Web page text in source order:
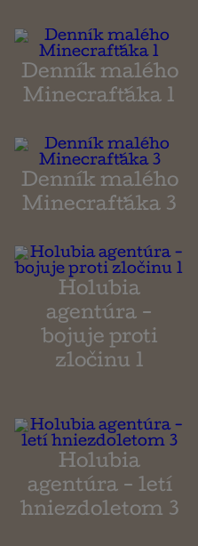
Denník malého
Minecrafťáka 1
Denník malého
Minecrafťáka 3
Holubia
agentúra -
bojuje proti
zločinu 1
Holubia
agentúra - letí
hniezdoletom 3